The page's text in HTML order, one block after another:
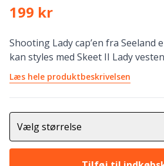
199 kr
Shooting Lady cap’en fra Seeland
kan styles med Skeet II Lady
Læs hele produktbeskrivelsen
Vælg størrelse